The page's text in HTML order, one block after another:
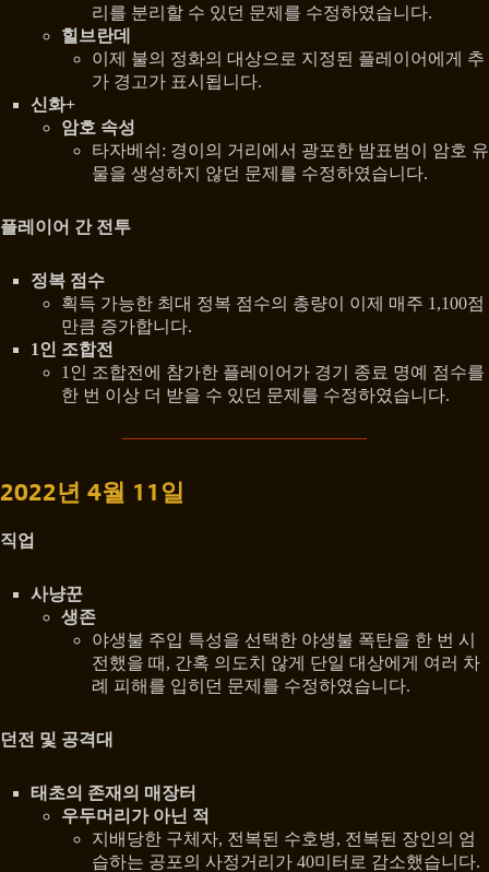
리를 분리할 수 있던 문제를 수정하였습니다.
힐브란데
이제 불의 정화의 대상으로 지정된 플레이어에게 추
가 경고가 표시됩니다.
신화+
암호 속성
타자베쉬: 경이의 거리에서 광포한 밤표범이 암호 유
물을 생성하지 않던 문제를 수정하였습니다.
플레이어 간 전투
정복 점수
획득 가능한 최대 정복 점수의 총량이 이제 매주 1,100점
만큼 증가합니다.
1인 조합전
1인 조합전에 참가한 플레이어가 경기 종료 명예 점수를
한 번 이상 더 받을 수 있던 문제를 수정하였습니다.
2022년 4월 11일
직업
사냥꾼
생존
야생불 주입 특성을 선택한 야생불 폭탄을 한 번 시
전했을 때, 간혹 의도치 않게 단일 대상에게 여러 차
례 피해를 입히던 문제를 수정하였습니다.
던전 및 공격대
태초의 존재의 매장터
우두머리가 아닌 적
지배당한 구체자, 전복된 수호병, 전복된 장인의 엄
습하는 공포의 사정거리가 40미터로 감소했습니다.